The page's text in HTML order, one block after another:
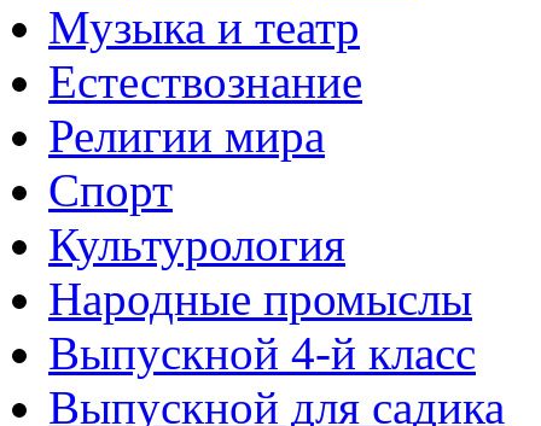
Музыка и театр
Естествознание
Религии мира
Спорт
Культурология
Народные промыслы
Выпускной 4-й класс
Выпускной для садика